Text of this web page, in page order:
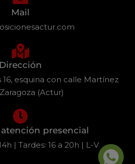
Mail
Dirección
esquina con calle Martínez
(Actur)
presencial
| Tardes: 16 a 20h | L-V